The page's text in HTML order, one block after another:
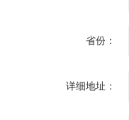
省份：
详细地址：